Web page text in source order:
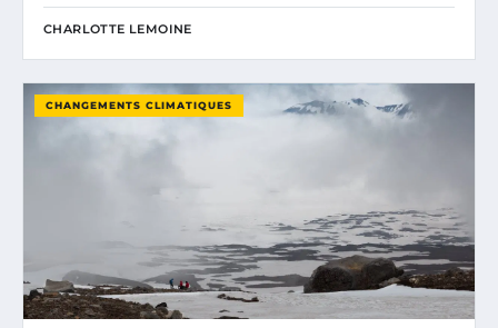
CHARLOTTE LEMOINE
CHANGEMENTS CLIMATIQUES